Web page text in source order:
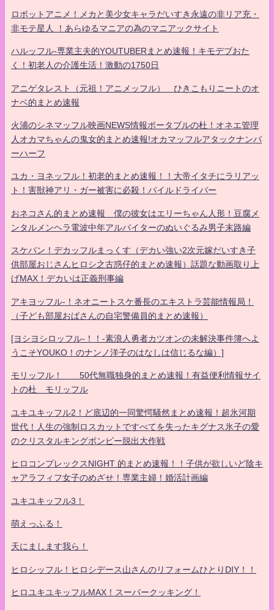
ロボットアニメ！メカと美少女キャラだいすき永遠の非リア充・
非モテ星人 ！あらゆるマニアの為のマニアックサイト
ハルッフル-専業主夫的YOUTUBERまとめ速報！キモデブおた
く！初老人の介護生活！激動の1750日
アニゲタレスト（元祖！アニメッフル） ひきこもりニートのオ
ナベ的まとめ速報
火浦のシネマッフル映画NEWS情報ポータブルの杜！オネエ管理
人オカマちゃんの鬼女的まとめ速報!オカマッフルアタックナンバ
ーハーフ
ユカ・ヨネッフル！初老的まとめ速報！！大帝イタチにラリアッ
ト！害獣神アリ・ガー被害に必殺！パイルドライバー
おネコさん的まとめ速報 僕の彼女はエリーちゃん人形！豆腐メ
ンタルメンヘラ電波中年アルバイターのぬいぐるみ男子末路編
スケバン！デカッフルまっくす（デカい強い2次元嫁だいすき子
供部屋おじさんヒロシ之古惑仔的まとめ速報）話題な動画取り上
げMAX！デカいは正義刑事編
アキヨッフル-！ネオニートスケ番長のエキストラ芸能情報局！
（子ども部屋おばさんの自宅警備員的まとめ速報）
[ヨシヨシロッフル-！！-素浪人勇者カツオンの未解決事件簿へよ
うこそYOUKO！のナンノ洋子のはなしは信じるな編）]
モリッフル！ 50代無職独身的まとめ速報！有益便利情報サイ
トの杜 モリッフル
ユキユキッフル2！ど底辺的一同驚愕騒然まとめ速報！超氷河期
世代！人生の強制ロスカットですべてを失ったキグナス氷子の愛
のクリスタルキングボンビー脱出大作戦
ヒロコンプレックスNIGHT 的まとめ速報！！子供が欲しいど陰キ
ャアラフィフ女子のめざせ！専業主婦！婚活計画編
ユキユキッフル3！
萌えっふる！
天にまします我ら！
ヒロシッフル！ヒロシデース山さんのリフォームひとりDIY！！
ヒロユキユキッフルMAX！スーパークッキング！